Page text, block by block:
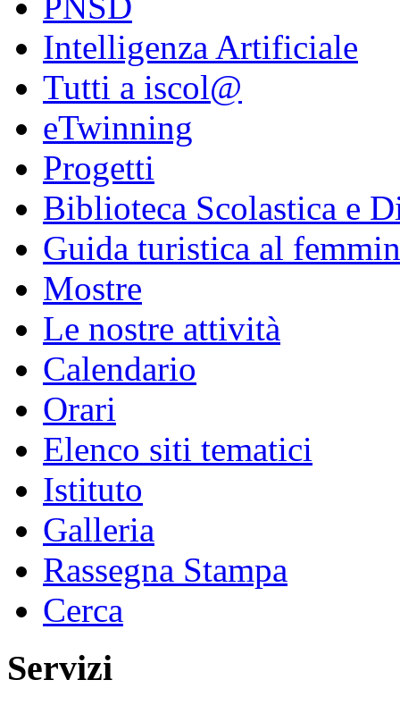
Intelligenza Artificiale
Tutti a iscol@
eTwinning
Progetti
Biblioteca Scolastica e
Guida turistica al
Mostre
Le nostre attività
Calendario
Orari
Elenco siti tematici
Istituto
Galleria
Rassegna Stampa
Cerca
Servizi